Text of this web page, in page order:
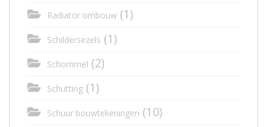
Radiator ombouw (1)
Schildersezels (1)
Schommel (2)
Schutting (1)
Schuur bouwtekeningen (10)